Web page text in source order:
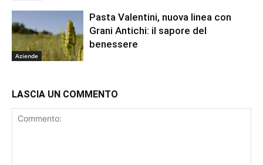
Aziende
Pasta Valentini, nuova linea con
Grani Antichi: il sapore del
benessere
LASCIA UN COMMENTO